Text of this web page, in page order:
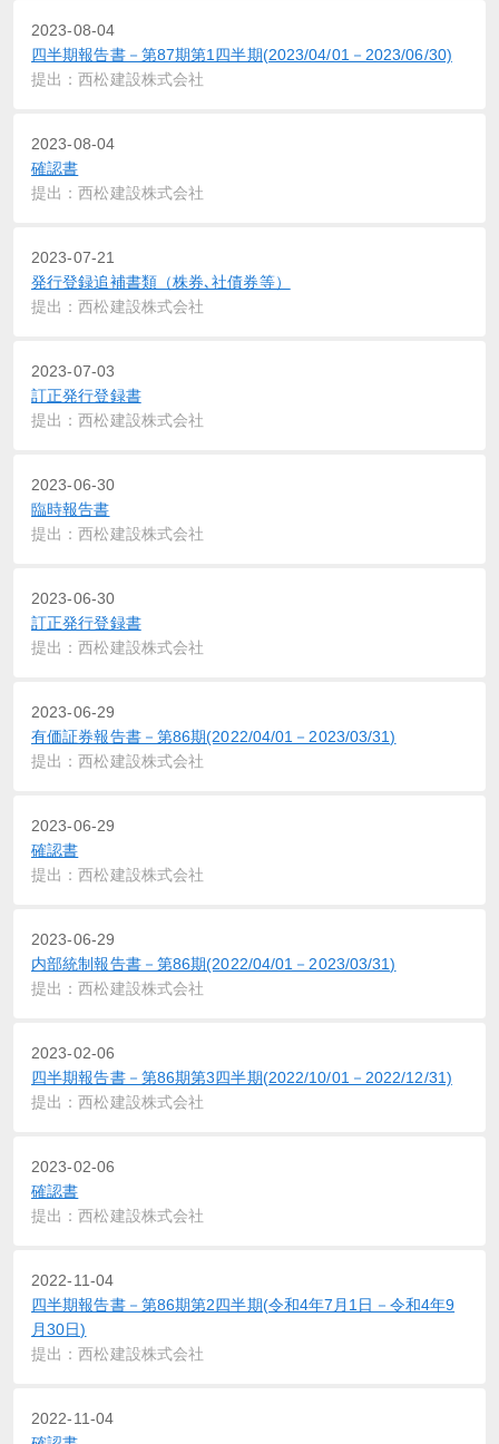
2023-08-04
四半期報告書－第87期第1四半期(2023/04/01－2023/06/30)
提出：西松建設株式会社
2023-08-04
確認書
提出：西松建設株式会社
2023-07-21
発行登録追補書類（株券､社債券等）
提出：西松建設株式会社
2023-07-03
訂正発行登録書
提出：西松建設株式会社
2023-06-30
臨時報告書
提出：西松建設株式会社
2023-06-30
訂正発行登録書
提出：西松建設株式会社
2023-06-29
有価証券報告書－第86期(2022/04/01－2023/03/31)
提出：西松建設株式会社
2023-06-29
確認書
提出：西松建設株式会社
2023-06-29
内部統制報告書－第86期(2022/04/01－2023/03/31)
提出：西松建設株式会社
2023-02-06
四半期報告書－第86期第3四半期(2022/10/01－2022/12/31)
提出：西松建設株式会社
2023-02-06
確認書
提出：西松建設株式会社
2022-11-04
四半期報告書－第86期第2四半期(令和4年7月1日－令和4年9
月30日)
提出：西松建設株式会社
2022-11-04